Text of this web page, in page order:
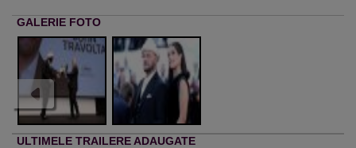
GALERIE FOTO
ULTIMELE TRAILERE ADAUGATE